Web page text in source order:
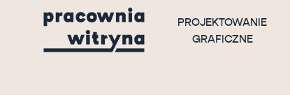
PROJEKTOWANIE
GRAFICZNE